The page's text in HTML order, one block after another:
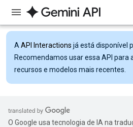
A API Interactions já está disponível
Recomendamos usar essa API para
recursos e modelos mais recentes.
O Google usa tecnologia de IA na